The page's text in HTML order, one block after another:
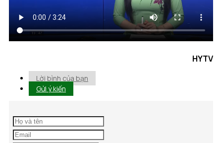
HYTV
Lời bình của bạn
Gửi ý kiến